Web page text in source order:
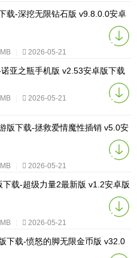
载-深挖无限钻石版 v9.8.0.0安卓
2026-05-21
亚之瓶手机版 v2.53安卓版下载
2026-05-21
版下载-拯救爱情魔性插销 v5.0安
2026-05-21
下载-超级力量2最新版 v1.2安卓版
2026-05-21
下载-愤怒的脚无限金币版 v32.0